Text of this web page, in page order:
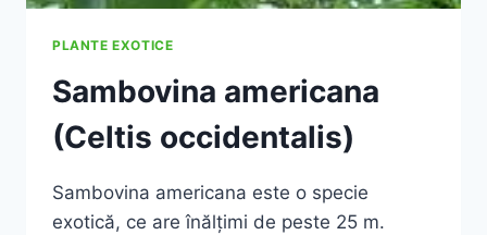
PLANTE EXOTICE
Sambovina americana
(Celtis occidentalis)
Sambovina americana este o specie
exotică, ce are înălţimi de peste 25 m.